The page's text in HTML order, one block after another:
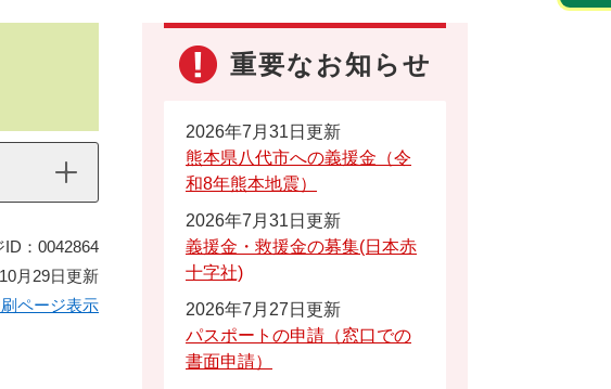
ID：0042864
月29日更新
ページ表示
重要なお知らせ
2026年7月31日更新
熊本県八代市への義援金（令
和8年熊本地震）
2026年7月31日更新
義援金・救援金の募集(日本赤
十字社)
2026年7月27日更新
パスポートの申請（窓口での
書面申請）